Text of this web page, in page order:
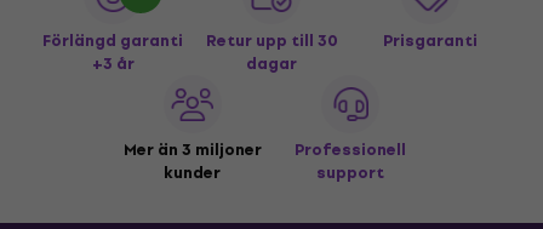
Förlängd garanti
+3 år
Retur upp till 30
dagar
Prisgaranti
Mer än 3 miljoner
kunder
Professionell
support